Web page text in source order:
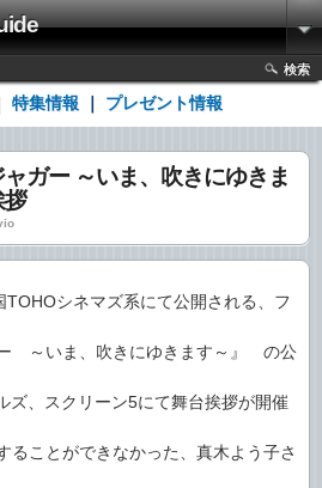
検索
特集情報 プレゼント情報
ャガー ～いま、吹きにゆきま
シネマズ系にて公開される、フ
ー ～いま、吹きにゆきます～』 の公
ズ、スクリーン5にて舞台挨拶が開催
ることができなかった、真木よう子さ